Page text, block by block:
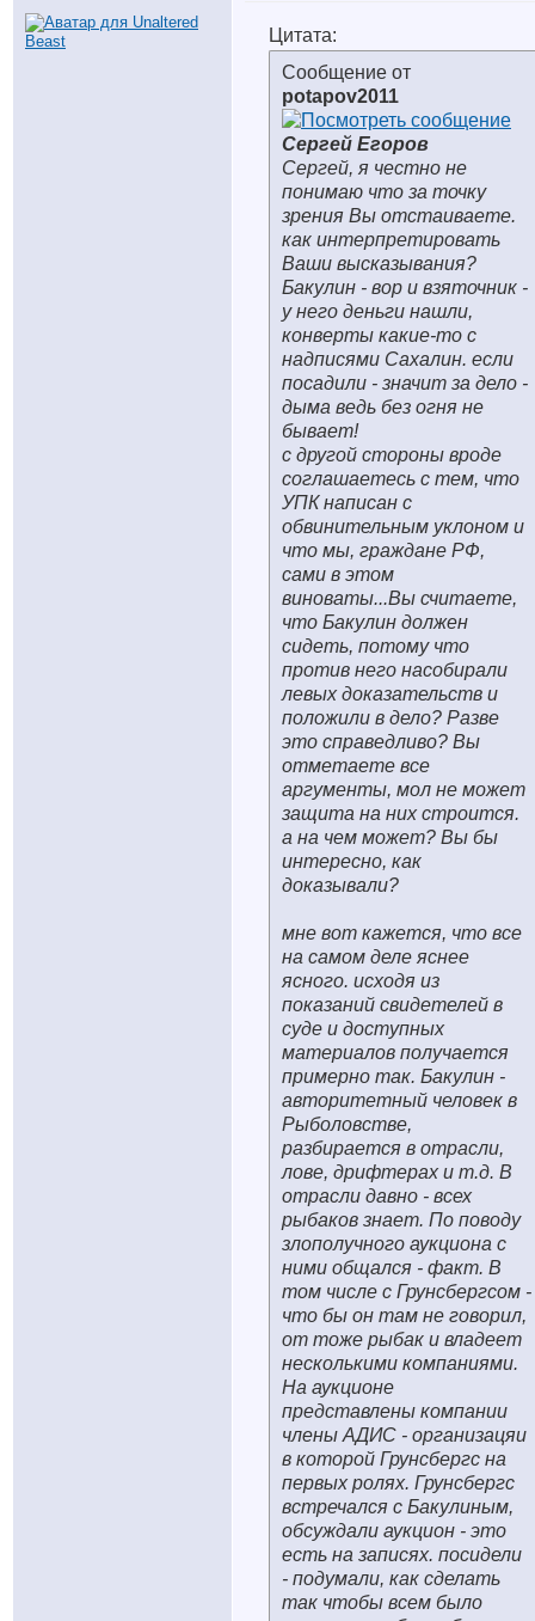
Цитата:
Сообщение от
potapov2011
Сергей Егоров
Сергей, я честно не
понимаю что за точку
зрения Вы отстаиваете.
как интерпретировать
Ваши высказывания?
Бакулин - вор и взяточник -
у него деньги нашли,
конверты какие-то с
надписями Сахалин. если
посадили - значит за дело -
дыма ведь без огня не
бывает!
с другой стороны вроде
соглашаетесь с тем, что
УПК написан с
обвинительным уклоном и
что мы, граждане РФ,
сами в этом
виноваты...Вы считаете,
что Бакулин должен
сидеть, потому что
против него насобирали
левых доказательств и
положили в дело? Разве
это справедливо? Вы
отметаете все
аргументы, мол не может
защита на них строится.
а на чем может? Вы бы
интересно, как
доказывали?
мне вот кажется, что все
на самом деле яснее
ясного. исходя из
показаний свидетелей в
суде и доступных
материалов получается
примерно так. Бакулин -
авторитетный человек в
Рыболовстве,
разбирается в отрасли,
лове, дрифтерах и т.д. В
отрасли давно - всех
рыбаков знает. По поводу
злополучного аукциона с
ними общался - факт. В
том числе с Грунсбергсом -
что бы он там не говорил,
от тоже рыбак и владеет
несколькими компаниями.
На аукционе
представлены компании
члены АДИС - организацяи
в которой Грунсбергс на
первых ролях. Грунсбергс
встречался с Бакулиным,
обсуждали аукцион - это
есть на записях. посидели
- подумали, как сделать
так чтобы всем было